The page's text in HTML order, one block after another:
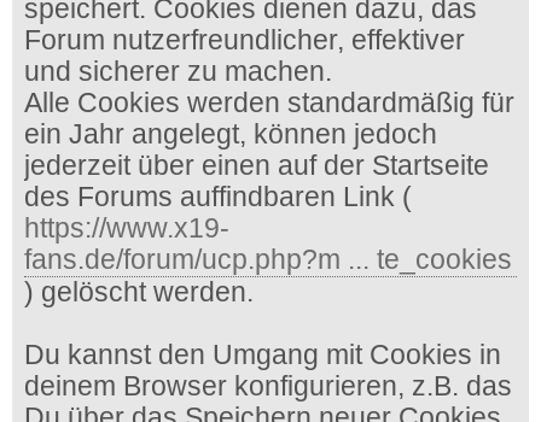
speichert. Cookies dienen dazu, das
Forum nutzerfreundlicher, effektiver
und sicherer zu machen.
Alle Cookies werden standardmäßig für
ein Jahr angelegt, können jedoch
jederzeit über einen auf der Startseite
des Forums auffindbaren Link (
https://www.x19-
fans.de/forum/ucp.php?m ... te_cookies
) gelöscht werden.
Du kannst den Umgang mit Cookies in
deinem Browser konfigurieren, z.B. das